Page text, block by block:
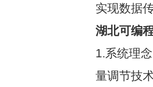
实现数据
湖北可编
1.系统理
量调节技